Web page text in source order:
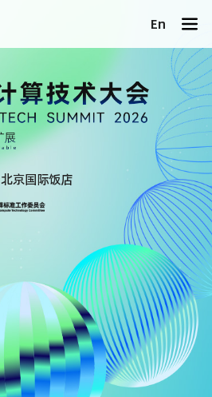
En
北京国际饭店